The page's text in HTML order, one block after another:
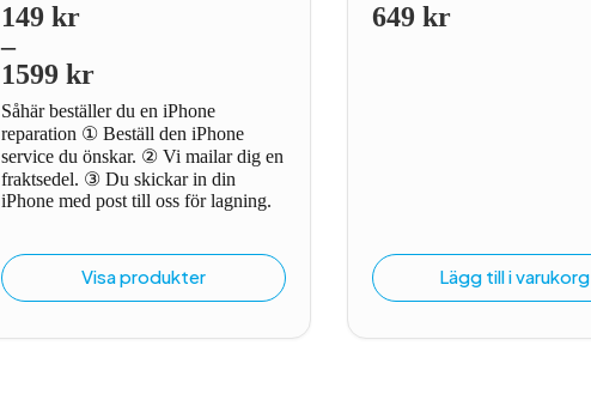
149 kr
–
1599 kr
Prisintervall:
149 kr
till
1599 kr
Såhär beställer du en iPhone
reparation ① Beställ den iPhone
service du önskar. ② Vi mailar dig en
fraktsedel. ③ Du skickar in din
iPhone med post till oss för lagning.
Visa produkter
649 kr
Lägg till i varukorg